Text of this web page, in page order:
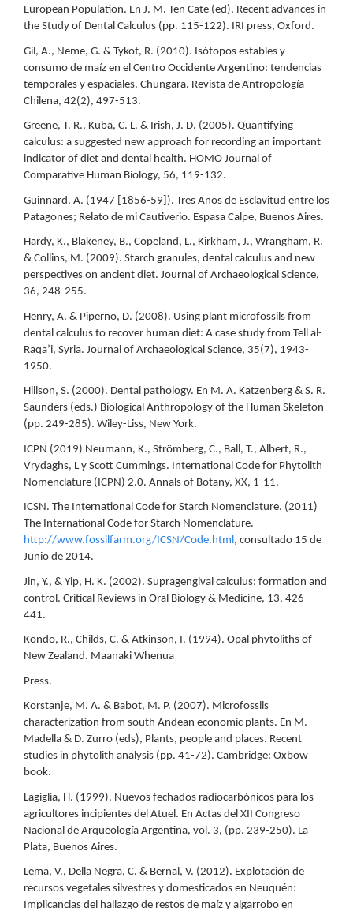
European Population. En J. M. Ten Cate (ed), Recent advances in
the Study of Dental Calculus (pp. 115-122). IRI press, Oxford.
Gil, A., Neme, G. & Tykot, R. (2010). Isótopos estables y
consumo de maíz en el Centro Occidente Argentino: tendencias
temporales y espaciales. Chungara. Revista de Antropología
Chilena, 42(2), 497-513.
Greene, T. R., Kuba, C. L. & Irish, J. D. (2005). Quantifying
calculus: a suggested new approach for recording an important
indicator of diet and dental health. HOMO Journal of
Comparative Human Biology, 56, 119-132.
Guinnard, A. (1947 [1856-59]). Tres Años de Esclavitud entre los
Patagones; Relato de mi Cautiverio. Espasa Calpe, Buenos Aires.
Hardy, K., Blakeney, B., Copeland, L., Kirkham, J., Wrangham, R.
& Collins, M. (2009). Starch granules, dental calculus and new
perspectives on ancient diet. Journal of Archaeological Science,
36, 248-255.
Henry, A. & Piperno, D. (2008). Using plant microfossils from
dental calculus to recover human diet: A case study from Tell al-
Raqa’i, Syria. Journal of Archaeological Science, 35(7), 1943-
1950.
Hillson, S. (2000). Dental pathology. En M. A. Katzenberg & S. R.
Saunders (eds.) Biological Anthropology of the Human Skeleton
(pp. 249-285). Wiley-Liss, New York.
ICPN (2019) Neumann, K., Strömberg, C., Ball, T., Albert, R.,
Vrydaghs, L y Scott Cummings. International Code for Phytolith
Nomenclature (ICPN) 2.0. Annals of Botany, XX, 1-11.
ICSN. The International Code for Starch Nomenclature. (2011)
The International Code for Starch Nomenclature.
http://www.fossilfarm.org/ICSN/Code.html, consultado 15 de
Junio de 2014.
Jin, Y., & Yip, H. K. (2002). Supragengival calculus: formation and
control. Critical Reviews in Oral Biology & Medicine, 13, 426-
441.
Kondo, R., Childs, C. & Atkinson, I. (1994). Opal phytoliths of
New Zealand. Maanaki Whenua
Press.
Korstanje, M. A. & Babot, M. P. (2007). Microfossils
characterization from south Andean economic plants. En M.
Madella & D. Zurro (eds), Plants, people and places. Recent
studies in phytolith analysis (pp. 41-72). Cambridge: Oxbow
book.
Lagiglia, H. (1999). Nuevos fechados radiocarbónicos para los
agricultores incipientes del Atuel. En Actas del XII Congreso
Nacional de Arqueología Argentina, vol. 3, (pp. 239-250). La
Plata, Buenos Aires.
Lema, V., Della Negra, C. & Bernal, V. (2012). Explotación de
recursos vegetales silvestres y domesticados en Neuquén:
Implicancias del hallazgo de restos de maíz y algarrobo en